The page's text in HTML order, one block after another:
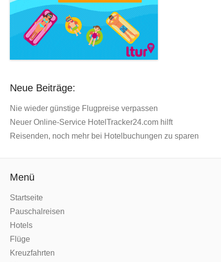
Neue Beiträge:
Nie wieder günstige Flugpreise verpassen
Neuer Online-Service HotelTracker24.com hilft
Reisenden, noch mehr bei Hotelbuchungen zu sparen
Menü
Startseite
Pauschalreisen
Hotels
Flüge
Kreuzfahrten